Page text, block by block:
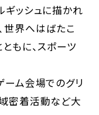
ギッシュに描かれ
世界へはばたこ
もに、スポーツ
ーム会場でのグリ
密着活動など大